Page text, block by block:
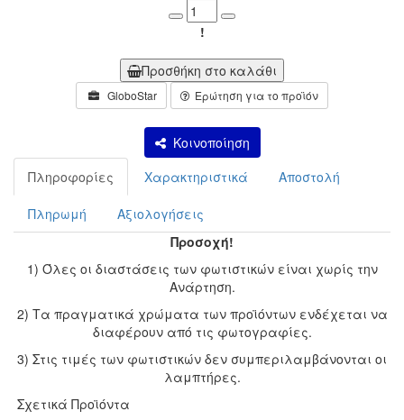
Minus
Plus
!
Προσθήκη στο καλάθι
GloboStar Ερώτηση για το προϊόν
Κοινοποίηση
Πληροφορίες
Χαρακτηριστικά Αποστολή
Πληρωμή
Αξιολογήσεις
Προσοχή!
1) Όλες οι διαστάσεις των φωτιστικών είναι χωρίς την
Ανάρτηση.
2) Τα πραγματικά χρώματα των προϊόντων ενδέχεται να
διαφέρουν από τις φωτογραφίες.
3) Στις τιμές των φωτιστικών δεν συμπεριλαμβάνονται οι
λαμπτήρες.
Σχετικά Προϊόντα